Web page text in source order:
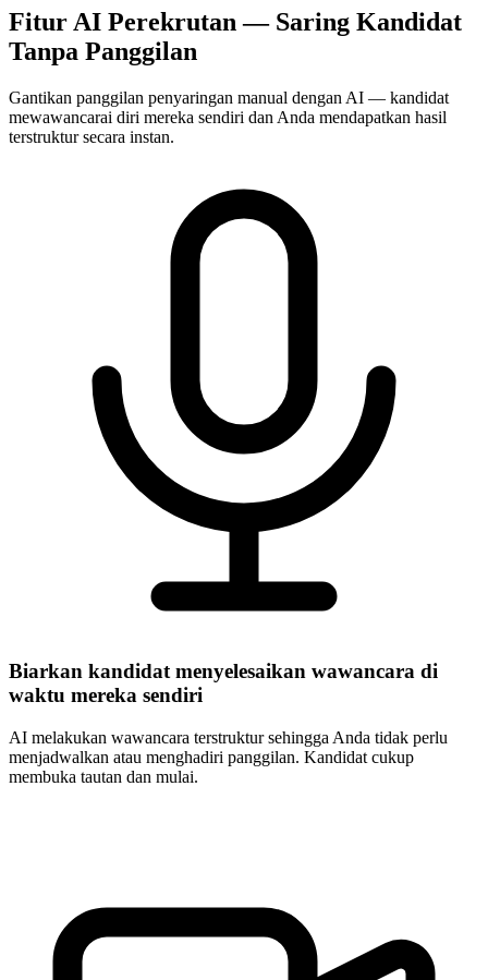
Fitur AI Perekrutan — Saring Kandidat
Tanpa Panggilan
Gantikan panggilan penyaringan manual dengan AI — kandidat
mewawancarai diri mereka sendiri dan Anda mendapatkan hasil
terstruktur secara instan.
Biarkan kandidat menyelesaikan wawancara di
waktu mereka sendiri
AI melakukan wawancara terstruktur sehingga Anda tidak perlu
menjadwalkan atau menghadiri panggilan. Kandidat cukup
membuka tautan dan mulai.